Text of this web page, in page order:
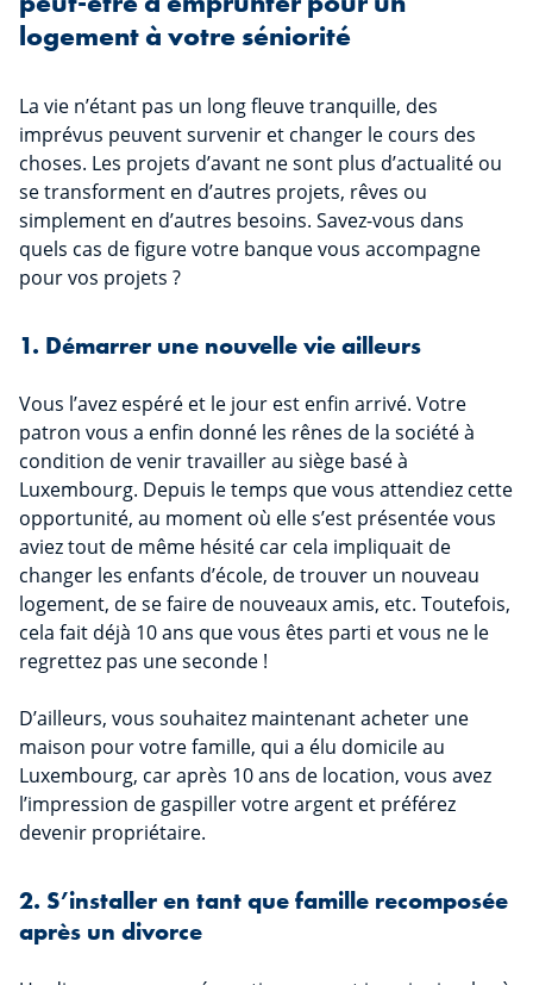
logement à votre séniorité
La vie n’étant pas un long fleuve tranquille, des
imprévus peuvent survenir et changer le cours des
choses. Les projets d’avant ne sont plus d’actualité ou
se transforment en d’autres projets, rêves ou
simplement en d’autres besoins. Savez-vous dans
quels cas de figure votre banque vous accompagne
pour vos projets ?
1. Démarrer une nouvelle vie ailleurs
Vous l’avez espéré et le jour est enfin arrivé. Votre
patron vous a enfin donné les rênes de la société à
condition de venir travailler au siège basé à
Luxembourg. Depuis le temps que vous attendiez cette
opportunité, au moment où elle s’est présentée vous
aviez tout de même hésité car cela impliquait de
changer les enfants d’école, de trouver un nouveau
logement, de se faire de nouveaux amis, etc. Toutefois,
cela fait déjà 10 ans que vous êtes parti et vous ne le
regrettez pas une seconde !
D’ailleurs, vous souhaitez maintenant acheter une
maison pour votre famille, qui a élu domicile au
Luxembourg, car après 10 ans de location, vous avez
l’impression de gaspiller votre argent et préférez
devenir propriétaire.
2. S’installer en tant que famille recomposée
après un divorce